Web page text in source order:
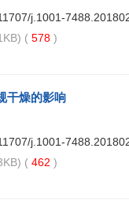
j.1001-
( 578 )
干燥的影响
j.1001-
( 462 )